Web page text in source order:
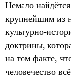
Немало
крупнейшим из
культурно-
доктрины,
на том факте,
человечество